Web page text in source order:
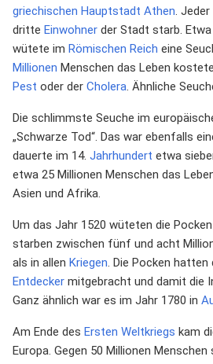
griechischen Hauptstadt Athen.
dritte Einwohner der Stadt starb.
wütete im Römischen Reich eine
Millionen Menschen das Leben
Pest oder der Cholera. Ähnliche
Die schlimmste Seuche im
„Schwarze Tod“. Das war ebenfalls
dauerte im 14. Jahrhundert etwa
etwa 25 Millionen Menschen das
Asien und Afrika.
Um das Jahr 1520 wüteten die
starben zwischen fünf und acht
als in allen Kriegen. Die Pocken hatten
Entdecker mitgebracht und damit die
Ganz ähnlich war es im Jahr 1780 in
Am Ende des Ersten Weltkriegs kam
Europa. Gegen 50 Millionen